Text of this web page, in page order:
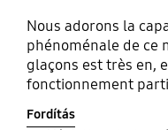
Nous adorons la
phénoménale de ce
glaçons est très en,
fonctionnement
Fordítás